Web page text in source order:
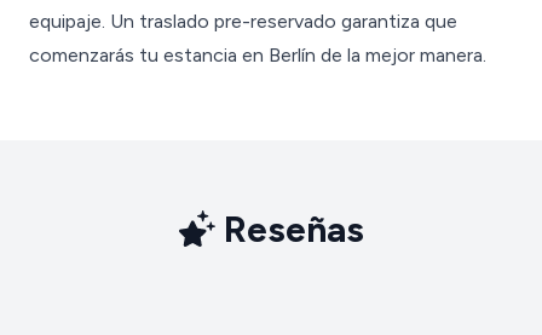
equipaje. Un traslado pre-reservado garantiza que
comenzarás tu estancia en Berlín de la mejor manera.
Reseñas